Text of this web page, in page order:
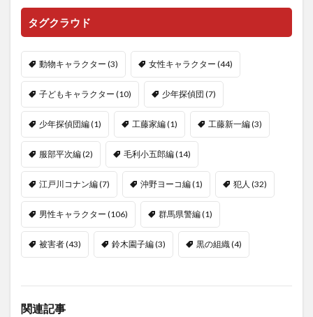
タグクラウド
動物キャラクター (3) 女性キャラクター (44)
子どもキャラクター (10) 少年探偵団 (7)
少年探偵団編(1) 工藤家編(1) 工藤新一編(3)
服部平次編(2) 毛利小五郎編(14)
江戸川コナン編(7) 沖野ヨーコ編(1) 犯人 (32)
男性キャラクター (106) 群馬県警編(1)
被害者(43) 鈴木園子編(3) 黒の組織(4)
関連記事